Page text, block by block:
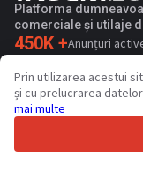
Platforma
comerciale și utilaje
450K +Anunțuri
36 Limbi acceptate
4.7/5
Prin utilizarea acestui
și cu prelucrarea
mai multe